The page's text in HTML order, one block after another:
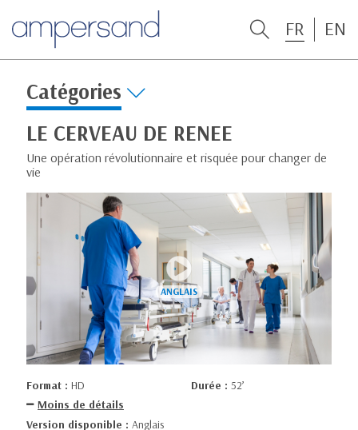
FR EN
Catégories
LE CERVEAU DE RENEE
Une opération révolutionnaire et risquée pour changer de
vie
Format : HD Durée : 52’
Moins de détails
Version disponible : Anglais